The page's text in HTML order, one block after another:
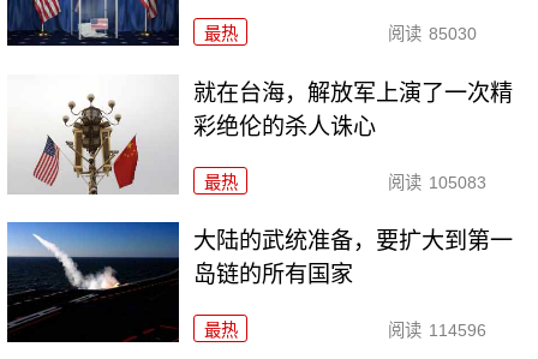
最热 阅读 85030
就在台海，解放军上演了一次精
彩绝伦的杀人诛心
最热 阅读 105083
大陆的武统准备，要扩大到第一
岛链的所有国家
最热 阅读 114596